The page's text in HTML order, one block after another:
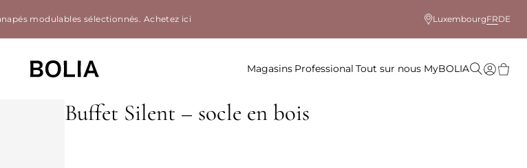
modulables sélectionnés. Achetez ici LuxembourgFRDE
Magasins Professional Tout sur nous MyBOLIA
Buffet Silent – socle en bois